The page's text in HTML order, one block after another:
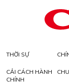
THỜI SỰ
CẢI CÁCH HÀNH
CHÍNH